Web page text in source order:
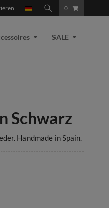
0
SALE
Schwarz
Handmade in Spain.